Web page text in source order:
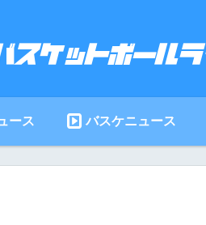
ース バスケニュース